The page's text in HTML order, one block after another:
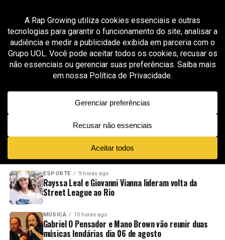
All posts tagged "Luísa Sonza Planeta Atlântida"
ENTRETENIMENTO 6 meses ago
Planeta Atlântida 2026 divulga horários
oficiais e se prepara para celebrar 30 anos de
história
NOVIDADES EM ALTA VÍDEOS
ESPORTE 9 horas ago
Rayssa Leal e Giovanni Vianna lideram volta da
Street League ao Rio
MÚSICA 10 horas ago
Gabriel O Pensador e Mano Brown vão reunir duas
músicas lendárias dia 06 de agosto